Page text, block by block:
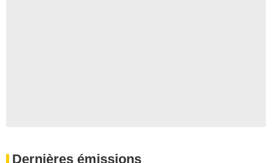
Dernières émissions